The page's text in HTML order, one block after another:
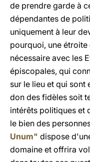
de prendre garde à
dépendantes de
uniquement à leur
pourquoi, une
nécessaire avec les
épiscopales, qui
sur le lieu et qui sont
don des fidèles soit
intérêts politiques et
le bien des
Unum" dispose
domaine et offrira